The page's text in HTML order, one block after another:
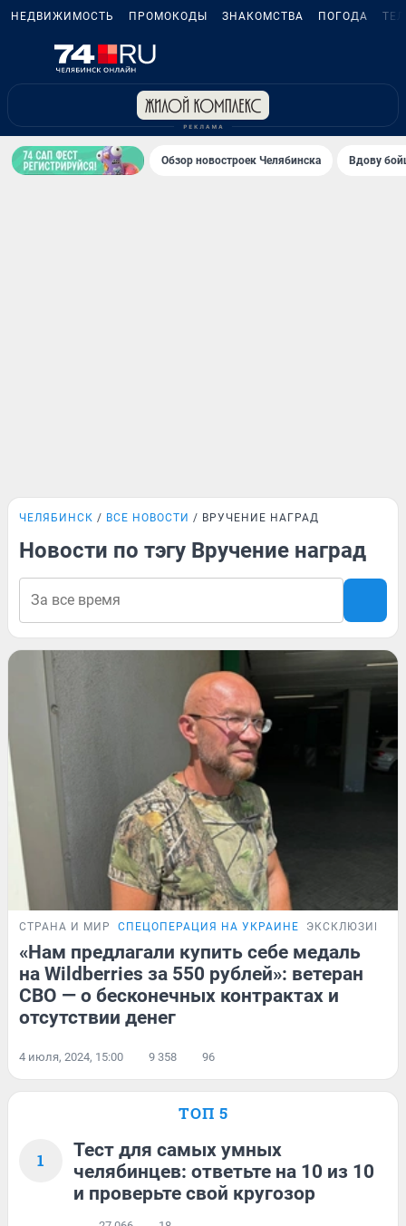
НЕДВИЖИМОСТЬ ПРОМОКОДЫ ЗНАКОМСТВА ПОГОДА
Обзор новостроек Челябинска Вдову
ЧЕЛЯБИНСК ВСЕ НОВОСТИ ВРУЧЕНИЕ НАГРАД
Новости по тэгу Вручение наград
СТРАНА И МИР СПЕЦОПЕРАЦИЯ НА УКРАИНЕ ЭКСКЛЮЗИВ
«Нам предлагали купить себе медаль
на Wildberries за 550 рублей»: ветеран
СВО — о бесконечных контрактах и
отсутствии денег
4 июля, 2024, 15:00 9 358 96
ТОП 5
1
Тест для самых умных
челябинцев: ответьте на 10 из 10
и проверьте свой кругозор